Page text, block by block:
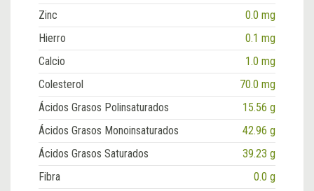
Zinc
0.0 mg
Hierro
0.1 mg
Calcio
1.0 mg
Colesterol
70.0 mg
Ácidos Grasos Polinsaturados
15.56 g
Ácidos Grasos Monoinsaturados
42.96 g
Ácidos Grasos Saturados
39.23 g
Fibra
0.0 g